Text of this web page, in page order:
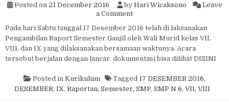
Posted on 21 December 2016 by Hari Wicaksono
Leave
a Commenton PENGAMBILAN RAPORT
Pada hari Sabtu tanggal 17 Desember 2016 telah di laksanakan
Pengambilan Raport Semester Ganjil oleh Wali Murid kelas VII,
VIII, dan IX yang dilaksanakan bersamaan waktunya. Acara
tersebut berjalan dengan lancar. dokumentasi bisa dilihat DISINI
Posted in Kurikulum Tagged 17 DESEMBER 2016,
DESEMBER, IX, Raportan, Semester, SMP, SMP N 6, VII, VIII